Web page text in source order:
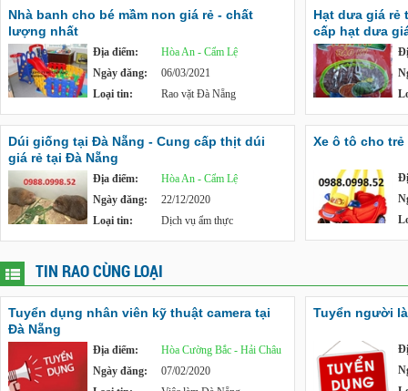
Nhà banh cho bé mầm non giá rẻ - chất
lượng nhất
Địa điểm:
Hòa An - Cẩm Lệ
Ngày đăng:
06/03/2021
Loại tin:
Rao vặt Đà Nẵng
Hạt dưa giá rẻ
cấp hạt dưa
Dúi giống tại Đà Nẵng - Cung cấp thịt dúi
giá rẻ tại Đà Nẵng
Địa điểm:
Hòa An - Cẩm Lệ
Ngày đăng:
22/12/2020
Loại tin:
Dịch vụ ẩm thực
Xe ô tô cho
TIN RAO CÙNG LOẠI
Tuyển dụng nhân viên kỹ thuật camera tại
Đà Nẵng
Địa điểm:
Hòa Cường Bắc - Hải Châu
Ngày đăng:
07/02/2020
Tuyển người